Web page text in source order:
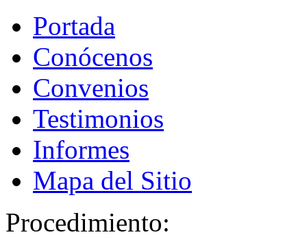
Portada
Conócenos
Convenios
Testimonios
Informes
Mapa del Sitio
Procedimiento: